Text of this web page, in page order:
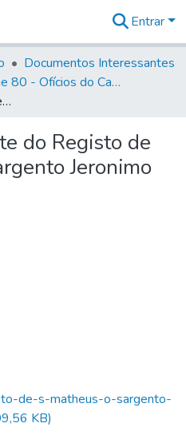
na
Entrar
Documentos Interessantes
Volume 80 - Ofícios do Capitão General Martim Lopes Lobo de Saldanha (1777-1780)
Para o Comandante do Registo de São Matheus o Sargento Jeronimo Dias Ribeyro
do Registo de
Jeronimo
de-s-matheus-o-sargento-
KB)